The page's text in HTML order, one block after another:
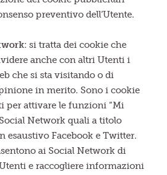
preventivo dell’Utente.
: si tratta dei cookie che
anche con altri Utenti i
che si sta visitando o di
in merito. Sono i cookie
per attivare le funzioni “Mi
Network quali a titolo
esaustivo Facebook e Twitter.
ai Social Network di
e raccogliere informazioni